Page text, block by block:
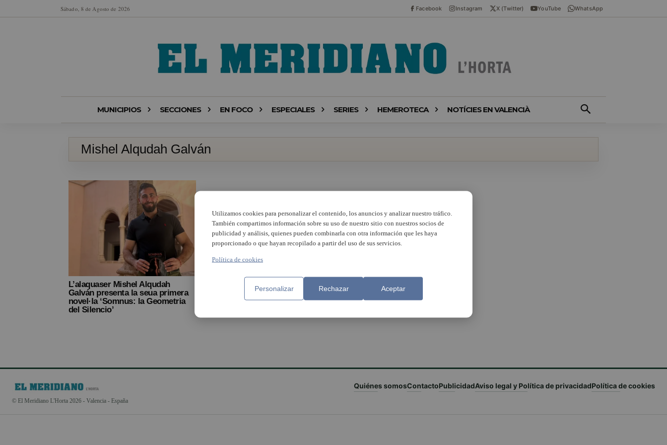
Sábado, 8 de Agosto de 2026 Facebook Instagram X (Twitter) YouTube WhatsApp
MUNICIPIOS SECCIONES EN FOCO ESPECIALES SERIES HEMEROTECA NOTÍCIES EN VALENCIÀ
Mishel Alqudah Galván
L’alaquaser Mishel Alqudah
Galván presenta la seua primera
novel·la ‘Somnus: la Geometria
del Silencio’
© El Meridiano L'Horta 2026 - Valencia - España
Quiénes somosContactoPublicidadAviso legal y Política de privacidadPolítica de cookies
Utilizamos cookies para personalizar el contenido, los anuncios y analizar nuestro tráfico.
También compartimos información sobre su uso de nuestro sitio con nuestros socios de
publicidad y análisis, quienes pueden combinarla con otra información que les haya
proporcionado o que hayan recopilado a partir del uso de sus servicios.
Política de cookies
Personalizar Rechazar Aceptar